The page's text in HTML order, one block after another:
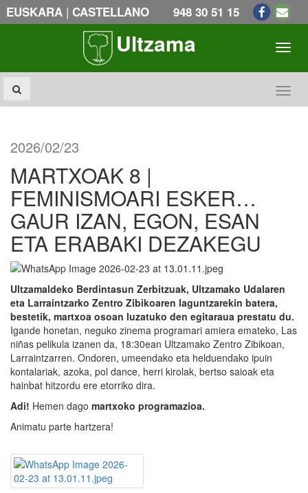
EUSKARA | CASTELLANO 948 30 51 15
Ultzama
2026/02/23
MARTXOAK 8 |
FEMINISMOARI ESKER…
GAUR IZAN, EGON, ESAN
ETA ERABAKI DEZAKEGU
Ultzamaldeko Berdintasun Zerbitzuak, Ultzamako Udalaren
eta Larraintzarko Zentro Zibikoaren laguntzarekin batera,
bestetik, martxoa osoan luzatuko den egitaraua prestatu du.
Igande honetan, neguko zinema programari amiera emateko, Las
niñas pelikula izanen da, 18:30ean Ultzamako Zentro Zibikoan,
Larraintzarren. Ondoren, umeendako eta helduendako ipuin
kontalariak, azoka, pol dance, herri kirolak, bertso saioak eta
hainbat hitzordu ere etorriko dira.
Adi! Hemen dago martxoko programazioa.
Animatu parte hartzera!